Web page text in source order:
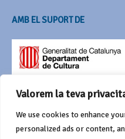
Valorem la teva
We use cookies to enhance
personalized ads or content,
AMB EL SUPORT DE